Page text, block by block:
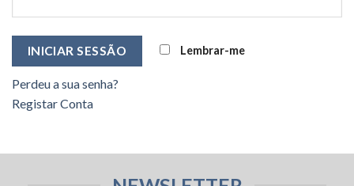
Lembrar-me
Perdeu a sua senha?
Registar Conta